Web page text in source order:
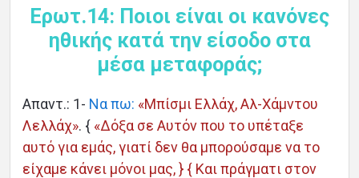
About
Languages
Ερωτ.14: Ποιοι είναι οι κανόνες
ηθικής κατά την είσοδο στα
μέσα μεταφοράς;
Απαντ.: 1- Να πω: «Μπίσμι Ελλάχ, Αλ-Χάμντου
Λελλάχ». { «Δόξα σε Αυτόν που το υπέταξε
αυτό για εμάς, γιατί δεν θα μπορούσαμε να το
είχαμε κάνει μόνοι μας, } { Και πράγματι στον